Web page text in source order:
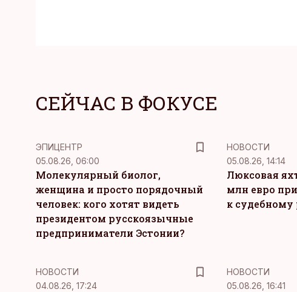
СЕЙЧАС В ФОКУСЕ
ЭПИЦЕНТР
05.08.26, 06:00
Молекулярный биолог,
женщина и просто порядочный
человек: кого хотят видеть
президентом русскоязычные
предприниматели Эстонии?
НОВОСТИ
05.08.26, 14:14
Люксовая
млн евро
к судебному
НОВОСТИ
04.08.26, 17:24
НОВОСТИ
05.08.26, 16:41